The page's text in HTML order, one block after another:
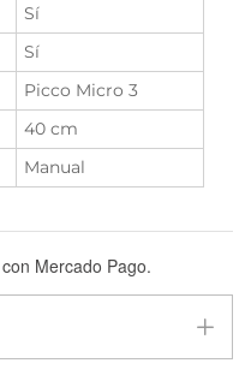
Sí
Sí
Picco Micro 3
40 cm
Manual
con Mercado Pago.